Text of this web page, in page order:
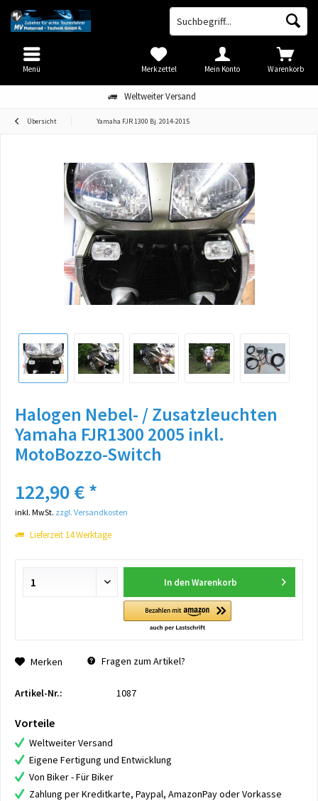
Weltweiter Versand
Warenkorb
Merkzettel Mein Konto
Menü
Übersicht Yamaha FJR 1300 Bj. 2014-2015
Halogen Nebel- / Zusatzleuchten
Yamaha FJR1300 2005 inkl.
MotoBozzo-Switch
122,90 € *
inkl. MwSt. zzgl. Versandkosten
Lieferzeit 14 Werktage
In den Warenkorb
Merken Fragen zum Artikel?
Artikel-Nr.: 1087
Vorteile
Weltweiter Versand
Eigene Fertigung und Entwicklung
Von Biker - Für Biker
Zahlung per Kreditkarte, Paypal, AmazonPay oder Vorkasse